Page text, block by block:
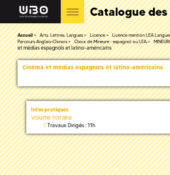
Catalogue
Accueil Arts, Lettres, Langues Licence
Licence mention LEA
Parcours Anglais-Chinois
Choix de Mineure : espagnol ou LEA
et médias espagnols et latino-américains
Cinéma et médias espagnols et latino-américains
Infos pratiques
Volume horaire
Travaux Dirigés : 11h